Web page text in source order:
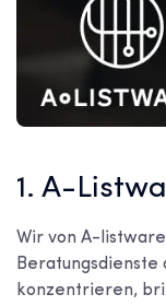
1. A-
Wir von A-
Beratungsdienste
konzentrieren,